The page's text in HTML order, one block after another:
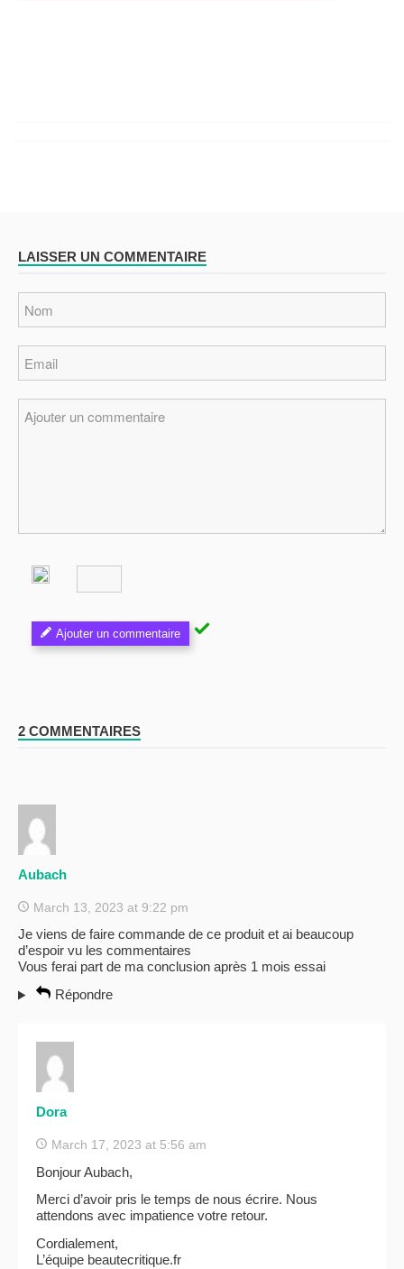
LAISSER UN COMMENTAIRE
Ajouter un commentaire
2 COMMENTAIRES
Aubach
March 13, 2023 at 9:22 pm
Je viens de faire commande de ce produit et ai beaucoup
d’espoir vu les commentaires
Vous ferai part de ma conclusion après 1 mois essai
Répondre
Dora
March 17, 2023 at 5:56 am
Bonjour Aubach,
Merci d’avoir pris le temps de nous écrire. Nous
attendons avec impatience votre retour.
Cordialement,
L’équipe beautecritique.fr